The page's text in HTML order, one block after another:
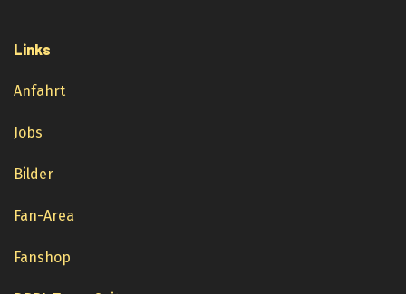
Links
Anfahrt
Jobs
Bilder
Fan-Area
Fanshop